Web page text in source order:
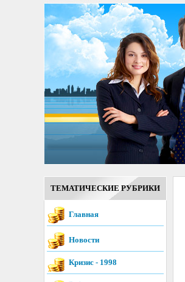
ТЕМАТИЧЕСКИЕ РУБРИКИ
Главная
Новости
Кризис - 1998